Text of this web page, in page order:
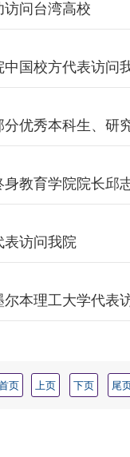
问台湾高校
国校方代表访问
分优秀本科生、研
身教育学院院长邱
表访问我院
本理工大学代表
页 上页 下页 尾